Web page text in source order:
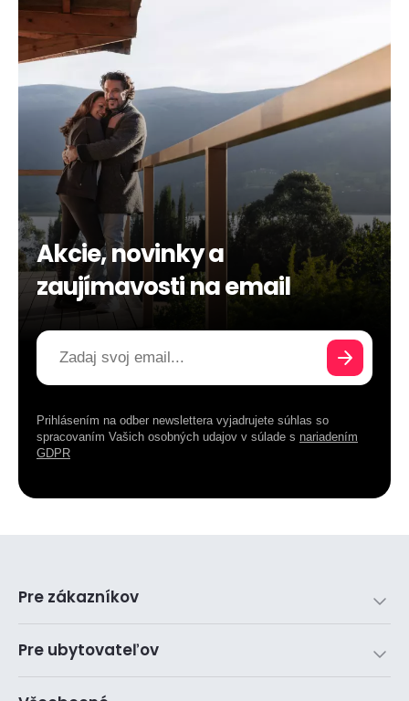
Akcie, novinky a
zaujímavosti na email
Prihlásením na odber newslettera vyjadrujete súhlas so
spracovaním Vašich osobných udajov v súlade s nariadením
GDPR
Pre zákazníkov
Pre ubytovateľov